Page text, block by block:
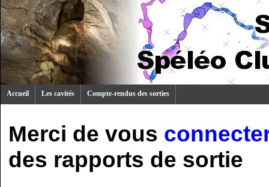
Accueil Les cavités Compte-rendus des sorties
Merci de vous
des rapports de sortie